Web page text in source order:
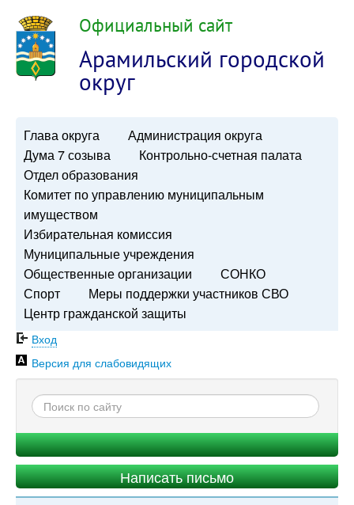
Официальный сайт
Арамильский городской
округ
Глава округа
Администрация округа
Дума 7 созыва
Контрольно-счетная палата
Отдел образования
Комитет по управлению муниципальным
имуществом
Избирательная комиссия
Муниципальные учреждения
Общественные организации
СОНКО
Спорт
Меры поддержки участников СВО
Центр гражданской защиты
Вход
Версия для слабовидящих
Написать письмо